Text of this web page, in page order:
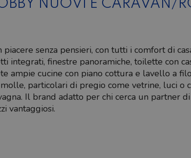
NUOVI E CARAVAN/
senza pensieri, con tutti i comfort di
integrati, finestre panoramiche, toilette con
ampie cucine con piano cottura e lavello a
particolari di pregio come vetrine, luci
Il brand adatto per chi cerca un partner
vantaggiosi.